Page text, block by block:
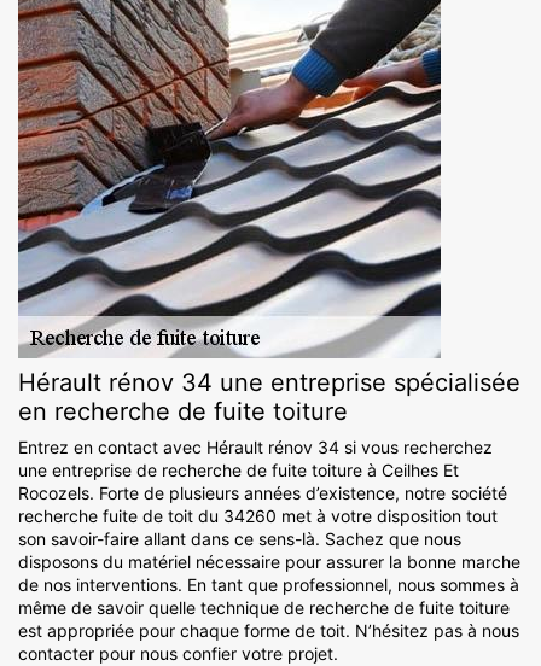
Hérault rénov 34 une entreprise spécialisée
en recherche de fuite toiture
Entrez en contact avec Hérault rénov 34 si vous recherchez
une entreprise de recherche de fuite toiture à Ceilhes Et
Rocozels. Forte de plusieurs années d’existence, notre société
recherche fuite de toit du 34260 met à votre disposition tout
son savoir-faire allant dans ce sens-là. Sachez que nous
disposons du matériel nécessaire pour assurer la bonne marche
de nos interventions. En tant que professionnel, nous sommes à
même de savoir quelle technique de recherche de fuite toiture
est appropriée pour chaque forme de toit. N’hésitez pas à nous
contacter pour nous confier votre projet.